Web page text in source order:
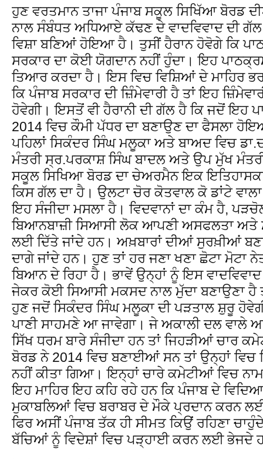
ਹੁਣ ਵਰਤਮਾਨ ਤਾਜਾ ਪੰਜਾਬ ਸਕੂਲ ਸਿਖਿੱਆ ਬੋਰਡ
ਨਾਲ ਸੰਬੰਧਤ ਅਧਿਆਏ ਕੱਢਣ ਦੇ ਵਾਦਵਿਵਾਦ ਦੀ
ਵਿਸ਼ਾ ਬਣਿਆਂ ਹੋਇਆ ਹੈ। ਤੁਸੀਂ ਹੈਰਾਨ ਹੋਵੋਗੇ ਕਿ
ਸਰਕਾਰ ਦਾ ਕੋਈ ਯੋਗਦਾਨ ਨਹੀਂ ਹੁੰਦਾ। ਇਹ
ਤਿਆਰ ਕਰਦਾ ਹੈ। ਇਸ ਵਿਚ ਵਿਸ਼ਿਆਂ ਦੇ ਮਾਹਿਰ
ਕਿ ਪੰਜਾਬ ਸਰਕਾਰ ਦੀ ਜ਼ਿੰਮੇਵਾਰੀ ਹੈ ਤਾਂ ਇਹ
ਹੋਵੇਗੀ। ਇਸਤੋਂ ਵੀ ਹੈਰਾਨੀ ਦੀ ਗੱਲ ਹੈ ਕਿ ਜਦੋਂ ਇਹ
2014 ਵਿਚ ਕੌਮੀ ਪੱਧਰ ਦਾ ਬਣਾਉਣ ਦਾ ਫੈਸਲਾ
ਪਹਿਲਾਂ ਸਿਕੰਦਰ ਸਿੰਘ ਮਲੂਕਾ ਅਤੇ ਬਾਅਦ ਵਿਚ
ਮੰਤਰੀ ਸ੍ਰ.ਪਰਕਾਸ਼ ਸਿੰਘ ਬਾਦਲ ਅਤੇ ਉਪ ਮੁੱਖ
ਸਕੂਲ ਸਿਖਿਆ ਬੋਰਡ ਦਾ ਚੇਅਰਮੈਨ ਇਕ
ਕਿਸ ਗੱਲ ਦਾ ਹੈ। ਉਲਟਾ ਚੋਰ ਕੋਤਵਾਲ ਕੋ ਡਾਂਟੇ ਵਾਲਾ
ਇਹ ਸੰਜੀਦਾ ਮਸਲਾ ਹੈ। ਵਿਦਵਾਨਾਂ ਦਾ ਕੰਮ ਹੈ,
ਬਿਆਨਬਾਜ਼ੀ ਸਿਆਸੀ ਲੋਕ ਆਪਣੀ ਅਸਫਲਤਾ
ਲਈ ਦਿੱਤੇ ਜਾਂਦੇ ਹਨ। ਅਖ਼ਬਾਰਾਂ ਦੀਆਂ ਸੁਰਖ਼ੀਆਂ
ਦਾਗੇ ਜਾਂਦੇ ਹਨ। ਹੁਣ ਤਾਂ ਹਰ ਜਣਾ ਖਣਾ ਛੋਟਾ ਮੋਟਾ
ਬਿਆਨ ਦੇ ਰਿਹਾ ਹੈ। ਭਾਵੇਂ ਉਨ੍ਹਾਂ ਨੂੰ ਇਸ ਵਾਦਵਿਵਾਦ
ਜੇਕਰ ਕੋਈ ਸਿਆਸੀ ਮਕਸਦ ਨਾਲ ਮੁੱਦਾ ਬਣਾਉਣਾ
ਹੁਣ ਜਦੋਂ ਸਿਕੰਦਰ ਸਿੰਘ ਮਲੂਕਾ ਦੀ ਪੜਤਾਲ ਸ਼ੁਰੂ
ਪਾਣੀ ਸਾਹਮਣੇ ਆ ਜਾਵੇਗਾ। ਜੇ ਅਕਾਲੀ ਦਲ ਵਾਲੇ
ਸਿੱਖ ਧਰਮ ਬਾਰੇ ਸੰਜੀਦਾ ਹਨ ਤਾਂ ਜਿਹੜੀਆਂ ਚਾਰ
ਬੋਰਡ ਨੇ 2014 ਵਿਚ ਬਣਾਈਆਂ ਸਨ ਤਾਂ ਉਨ੍ਹਾਂ ਵਿਚ
ਨਹੀਂ ਕੀਤਾ ਗਿਆ। ਇਨ੍ਹਾਂ ਚਾਰੇ ਕਮੇਟੀਆਂ ਵਿਚ
ਇਹ ਮਾਹਿਰ ਇਹ ਕਹਿ ਰਹੇ ਹਨ ਕਿ ਪੰਜਾਬ ਦੇ
ਮੁਕਾਬਲਿਆਂ ਵਿਚ ਬਰਾਬਰ ਦੇ ਮੌਕੇ ਪ੍ਰਦਾਨ ਕਰਨ
ਫਿਰ ਅਸੀਂ ਪੰਜਾਬ ਤੱਕ ਹੀ ਸੀਮਤ ਕਿਉਂ ਰਹਿਣਾ
ਬੱਚਿਆਂ ਨੂੰ ਵਿਦੇਸ਼ਾਂ ਵਿਚ ਪੜ੍ਹਾਈ ਕਰਨ ਲਈ ਭੇਜਦੇ